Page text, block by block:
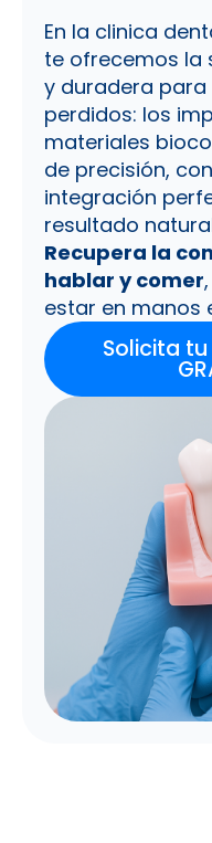
En la clinica
te ofrecemos la
y duradera
perdidos: los
materiales
de precisión,
integración
resultado
Recupera la
hablar y comer
estar en manos
Solicita